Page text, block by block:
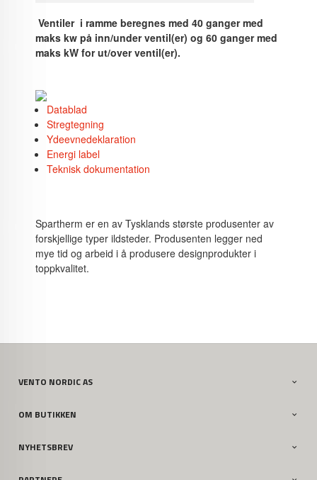
Ventiler i ramme beregnes med 40 ganger med
maks kw på inn/under ventil(er) og 60 ganger med
maks kW for ut/over ventil(er).
Datablad
Stregtegning
Ydeevnedeklaration
Energi label
Teknisk dokumentation
Spartherm er en av Tysklands største produsenter av
forskjellige typer ildsteder. Produsenten legger ned
mye tid og arbeid i å produsere designprodukter i
toppkvalitet.
VENTO NORDIC AS
OM BUTIKKEN
NYHETSBREV